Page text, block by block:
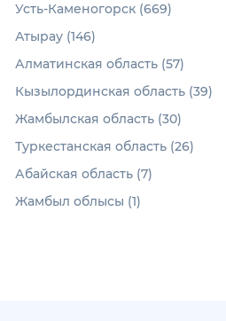
Усть-Каменогорск (669)
Атырау (146)
Алматинская область (57)
Кызылординская область (39)
Жамбылская область (30)
Туркестанская область (26)
Абайская область (7)
Жамбыл облысы (1)